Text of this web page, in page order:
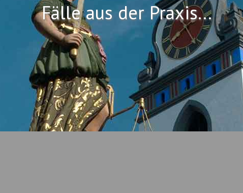
Fälle aus der Praxis...